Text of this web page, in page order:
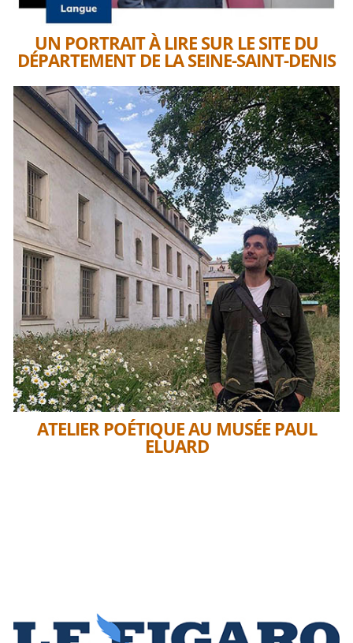
UN PORTRAIT À LIRE SUR LE SITE DU
DÉPARTEMENT DE LA SEINE-SAINT-DENIS
ATELIER POÉTIQUE AU MUSÉE PAUL
ELUARD